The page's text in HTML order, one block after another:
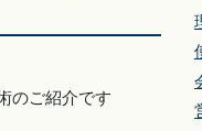
のご紹介です